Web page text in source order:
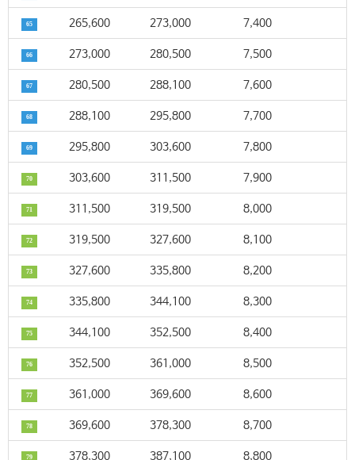
65 265,600 273,000 7,400
66 273,000 280,500 7,500
67 280,500 288,100 7,600
68 288,100 295,800 7,700
69 295,800 303,600 7,800
70 303,600 311,500 7,900
71 311,500 319,500 8,000
72 319,500 327,600 8,100
73 327,600 335,800 8,200
74 335,800 344,100 8,300
75 344,100 352,500 8,400
76 352,500 361,000 8,500
77 361,000 369,600 8,600
78 369,600 378,300 8,700
79 378,300 387,100 8,800